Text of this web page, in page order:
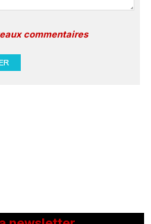
commentaires